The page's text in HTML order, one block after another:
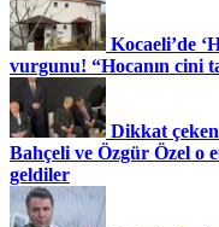
Kocaeli’de
vurgunu! “Hocanın cini
Dikkat
Bahçeli ve Özgür Özel o
geldiler